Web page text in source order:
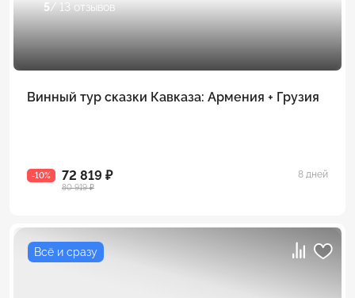
5/ 13 отзывов
Винный тур сказки Кавказа: Армения + Грузия
-10% 72 819 ₽
80 919 ₽
8 дней
Всё и сразу